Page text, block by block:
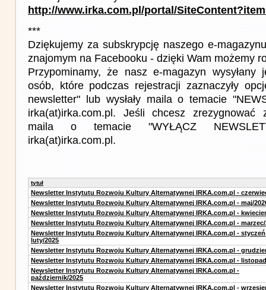
http://www.irka.com.pl/portal/
***
Dziękujemy za subskrypcję naszego e-
znajomym na Facebooku - dzięki Wam możemy
Przypominamy, że nasz e-magazyn
osób, które podczas rejestracji zaznaczyły
newsletter" lub wysłały maila o temacie
irka(at)irka.com.pl. Jeśli chcesz zrezygnować
maila o temacie "WYŁĄCZ
irka(at)irka.com.pl.
tytuł
Newsletter Instytutu Rozwoju Kultury Alternatywnej IRKA.com.pl -
Newsletter Instytutu Rozwoju Kultury Alternatywnej IRKA.com.pl - maj/
Newsletter Instytutu Rozwoju Kultury Alternatywnej IRKA.com.pl -
Newsletter Instytutu Rozwoju Kultury Alternatywnej IRKA.com.pl - marzec/
Newsletter Instytutu Rozwoju Kultury Alternatywnej IRKA.com.pl -
luty/2025
Newsletter Instytutu Rozwoju Kultury Alternatywnej IRKA.com.pl -
Newsletter Instytutu Rozwoju Kultury Alternatywnej IRKA.com.pl -
Newsletter Instytutu Rozwoju Kultury Alternatywnej IRKA.com.pl -
październik/2025
Newsletter Instytutu Rozwoju Kultury Alternatywnej IRKA.com.pl -